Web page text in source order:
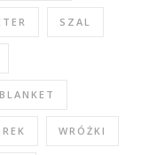
SZAL
WRÓŻKI